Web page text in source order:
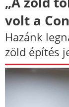
volt a
Hazánk
zöld építés